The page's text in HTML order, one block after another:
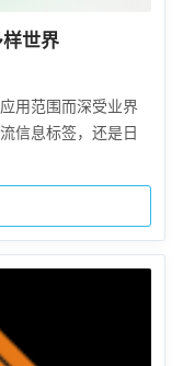
世界
用范围而深受业界
信息标签，还是日